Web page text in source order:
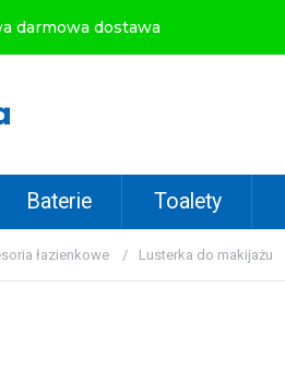
darmowa dostawa
Baterie Toalety
łazienkowe Lusterka do makijażu